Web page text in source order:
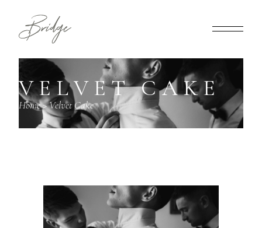
VELVET CAKE
Home>Velvet Cake